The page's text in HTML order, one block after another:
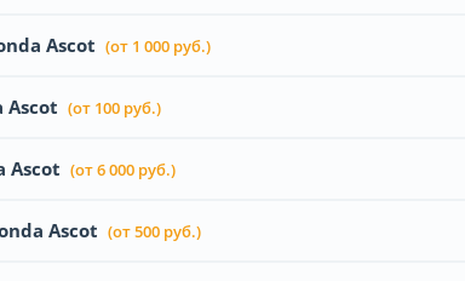
Ascot (от 1 000 руб.)
Ascot (от 100 руб.)
Ascot (от 6 000 руб.)
Ascot (от 500 руб.)